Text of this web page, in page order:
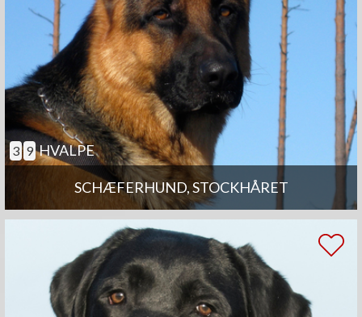
SCHÆFERHUND, STOCKHÅRET
3 9 HVALPE